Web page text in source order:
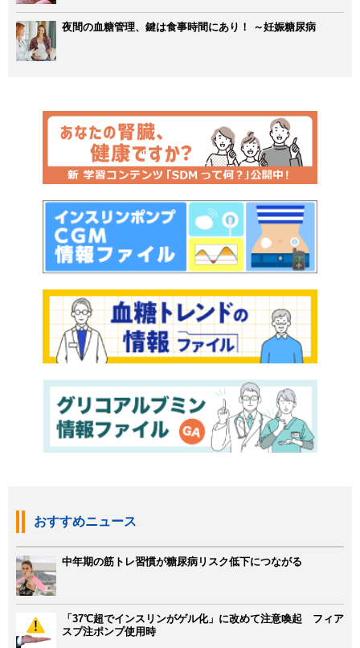
夜間の血糖管理、鍵は食事時間にあり！ ～妊娠糖尿病
おすすめニュース
中年期の筋トレ習慣が糖尿病リスク低下につながる
「37℃超でインスリンがゲル化」に改めて注意喚起 フィア
スプ注ポンプ使用時